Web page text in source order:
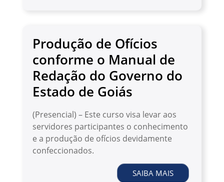
Produção de Ofícios
conforme o Manual de
Redação do Governo do
Estado de Goiás
(Presencial) – Este curso visa levar aos
servidores participantes o conhecimento
e a produção de ofícios devidamente
confeccionados.
SAIBA MAIS